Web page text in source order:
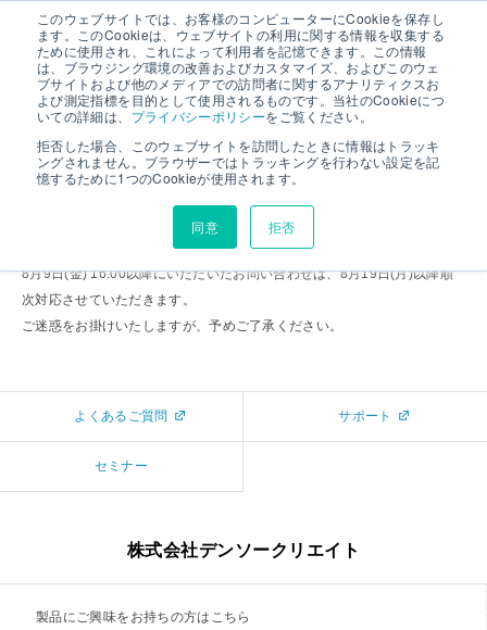
このウェブサイトでは、お客様のコンピューターにCookieを保存し
ます。このCookieは、ウェブサイトの利用に関する情報を収集する
ために使用され、これによって利用者を記憶できます。この情報
は、ブラウジング環境の改善およびカスタマイズ、およびこのウェ
ブサイトおよび他のメディアでの訪問者に関するアナリティクスお
よび測定指標を目的として使用されるものです。当社のCookieにつ
いての詳細は、 プライバシーポリシーをご覧ください。
拒否した場合、このウェブサイトを訪問したときに情報はトラッキ
ングされません。ブラウザーではトラッキングを行わない設定を記
憶するために1つのCookieが使用されます。
同意 拒否
お客様業務休止期間のお知らせ
誠に勝手ながら、下記期間におきまして、お客様対応業務を休止いたしま
休止期間：2024年8月12日(月) ～ 2024年8月16日(金)
8月9日(金) 16:00以降にいただいたお問い合わせは、8月19日(月)以降順
次対応させていただきます。
ご迷惑をお掛けいたしますが、予めご了承ください。
よくあるご質問 サポート
セミナー
株式会社デンソークリエイト
製品にご興味をお持ちの方はこちら